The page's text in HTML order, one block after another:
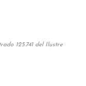
125.741 del Ilustre